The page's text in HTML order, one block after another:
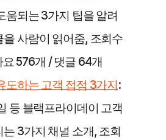
움되는 3가지 팁을 알려
을 사람이 읽어줌, 조회수
576개 / 댓글 64개
도하는 고객 접점 3가지:
등 블랙프라이데이 고객
3가지 채널 소개, 조회